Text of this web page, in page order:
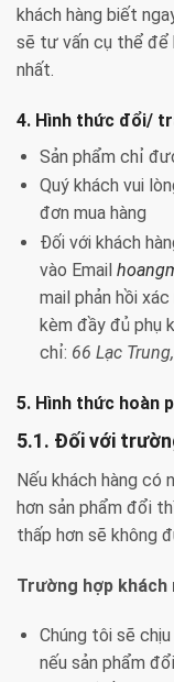
khách hàng biết
sẽ tư vấn cụ thể để
nhất.
4. Hình thức đổi/
Sản phẩm chỉ
Quý khách vui
đơn mua hàng
Đối với khách
vào Email
mail phản hồi
kèm đầy đủ phụ
chỉ: 66 Lạc
5. Hình thức hoàn
5.1. Đối với
Nếu khách hàng có
hơn sản phẩm đổi
thấp hơn sẽ không
Trường hợp khách
Chúng tôi sẽ
nếu sản phẩm